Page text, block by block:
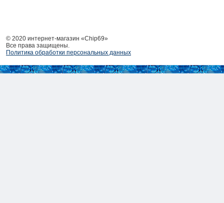
© 2020 интернет-магазин «Chip69»
Все права защищены.
Политика обработки персональных данных